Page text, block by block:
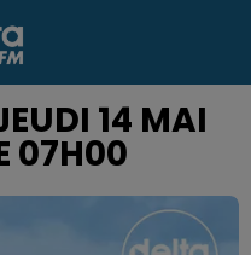
14 MAI
07H00